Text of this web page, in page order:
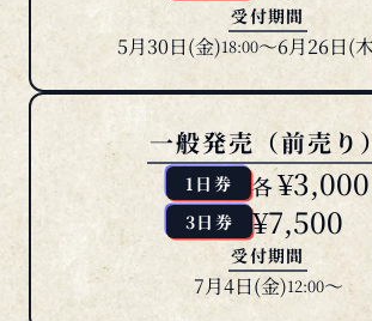
5月30日(金) 18:00～6月26日(木)
一般発売（前売り）
1日券 各¥3,000
3日券 ¥7,500
受付期間
7月4日(金)12:00 ～